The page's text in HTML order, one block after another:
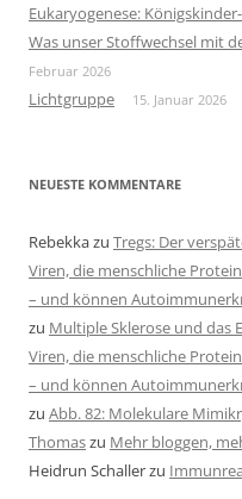
Eukaryogenese:
Was unser Stoffwechsel mit
Februar 2026
Lichtgruppe 15. Januar 2026
NEUESTE KOMMENTARE
Rebekkazu Tregs: Der
Viren, die menschliche
– und können
zu Multiple Sklerose und das
Viren, die menschliche
– und können
zu Abb. 82: Molekulare
Thomaszu Mehr bloggen,
Heidrun Schallerzu